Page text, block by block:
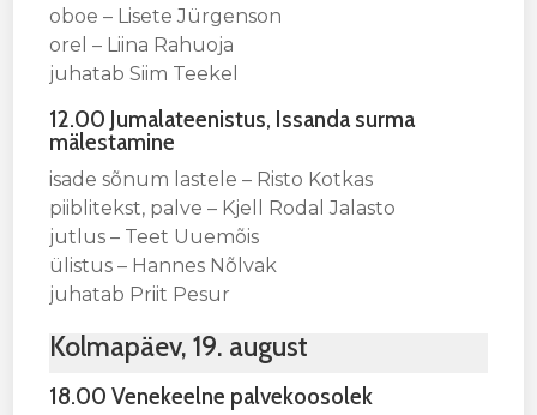
oboe – Lisete Jürgenson
orel – Liina Rahuoja
juhatab Siim Teekel
12.00 Jumalateenistus, Issanda surma
mälestamine
isade sõnum lastele – Risto Kotkas
piiblitekst, palve – Kjell Rodal Jalasto
jutlus – Teet Uuemõis
ülistus – Hannes Nõlvak
juhatab Priit Pesur
Kolmapäev, 19. august
18.00 Venekeelne palvekoosolek